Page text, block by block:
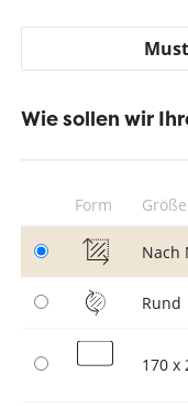
Wie sollen wir
Form Größe
Nach
Rund
170 x